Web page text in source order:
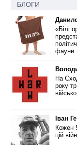
БЛОГИ
«Білі
фауни
На
року
Іван
Кожен
цій